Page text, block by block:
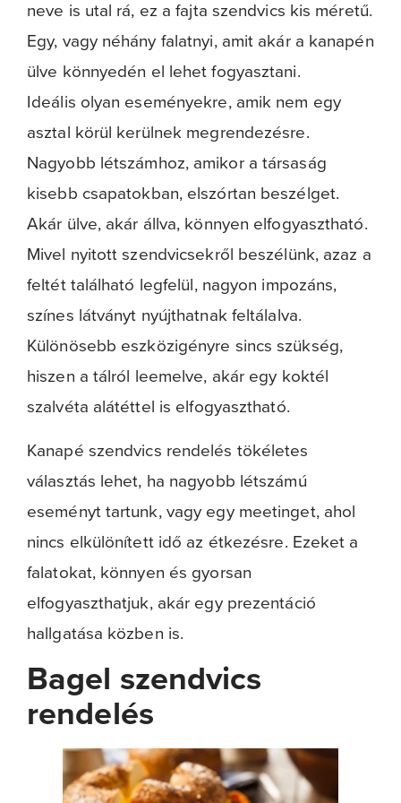
neve is utal rá, ez a fajta szendvics kis méretű.
Egy, vagy néhány falatnyi, amit akár a kanapén
ülve könnyedén el lehet fogyasztani.
Ideális olyan eseményekre, amik nem egy
asztal körül kerülnek megrendezésre.
Nagyobb létszámhoz, amikor a társaság
kisebb csapatokban, elszórtan beszélget.
Akár ülve, akár állva, könnyen elfogyasztható.
Mivel nyitott szendvicsekről beszélünk, azaz a
feltét található legfelül, nagyon impozáns,
színes látványt nyújthatnak feltálalva.
Különösebb eszközigényre sincs szükség,
hiszen a tálról leemelve, akár egy koktél
szalvéta alátéttel is elfogyasztható.
Kanapé szendvics rendelés tökéletes
választás lehet, ha nagyobb létszámú
eseményt tartunk, vagy egy meetinget, ahol
nincs elkülönített idő az étkezésre. Ezeket a
falatokat, könnyen és gyorsan
elfogyaszthatjuk, akár egy prezentáció
hallgatása közben is.
Bagel szendvics
rendelés